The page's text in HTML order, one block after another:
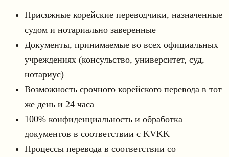
Присяжные корейские переводчики, назначенные
судом и нотариально заверенные
Документы, принимаемые во всех официальных
учреждениях (консульство, университет, суд,
нотариус)
Возможность срочного корейского перевода в тот
же день и 24 часа
100% конфиденциальность и обработка
документов в соответствии с KVKK
Процессы перевода в соответствии со